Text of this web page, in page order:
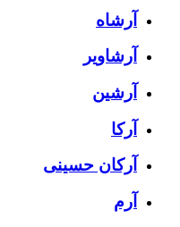
آرشاه
آرشاویر
آرشین
آرکا
آرکان حسینی
آرم